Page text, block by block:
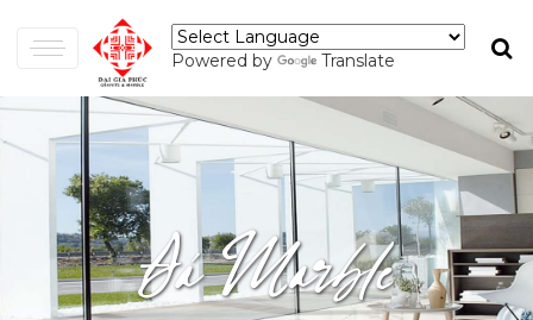
Powered by Translate
Đá Marble